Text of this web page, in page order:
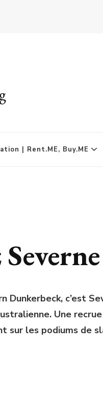
| Rent.ME, Buy.ME
c’est
Une
sur les podiums de